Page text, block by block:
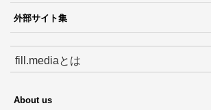
外部サイト集
fill.mediaとは
About us